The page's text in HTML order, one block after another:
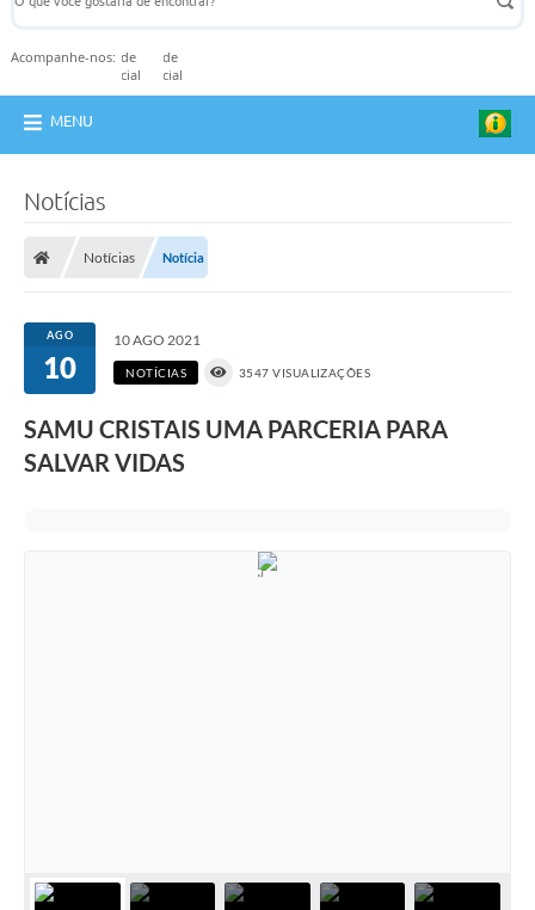
Acompanhe-nos:
MENU
Notícias
Notícias Notícia
AGO
10
10 AGO 2021
NOTÍCIAS 3547 VISUALIZAÇÕES
SAMU CRISTAIS UMA PARCERIA PARA
SALVAR VIDAS